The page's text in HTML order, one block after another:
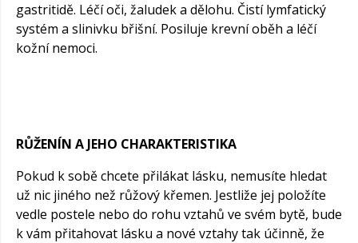
gastritidě. Léčí oči, žaludek a dělohu. Čistí lymfatický
systém a slinivku břišní. Posiluje krevní oběh a léčí
kožní nemoci.
RŮŽENÍN A JEHO CHARAKTERISTIKA
Pokud k sobě chcete přilákat lásku, nemusíte hledat
už nic jiného než růžový křemen. Jestliže jej položíte
vedle postele nebo do rohu vztahů ve svém bytě, bude
k vám přitahovat lásku a nové vztahy tak účinně, že